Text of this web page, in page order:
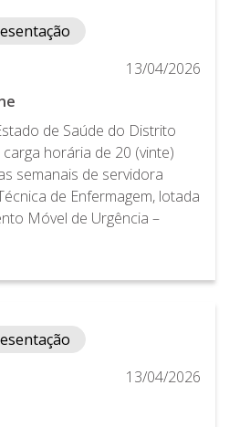
13/04/2026
de Saúde do Distrito
horária de 20 (vinte)
semanais de servidora
de Enfermagem, lotada
Móvel de Urgência –
13/04/2026